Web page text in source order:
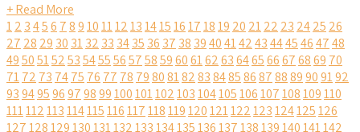
+ Read More
12 3456 78910111213141516171819 20 2122 23 2425 26
27 28 29 30 3132 33 3435 36 37 38 39404142434445464748
495051525354555657585960616263646566676869 70
7172 73 7475 76 77 78 7980818283848586878889909192
93949596979899100101102103104105106107108109110
111112113114115116117118119120121122123124125126
127128129130131132133134135136137138139140141142